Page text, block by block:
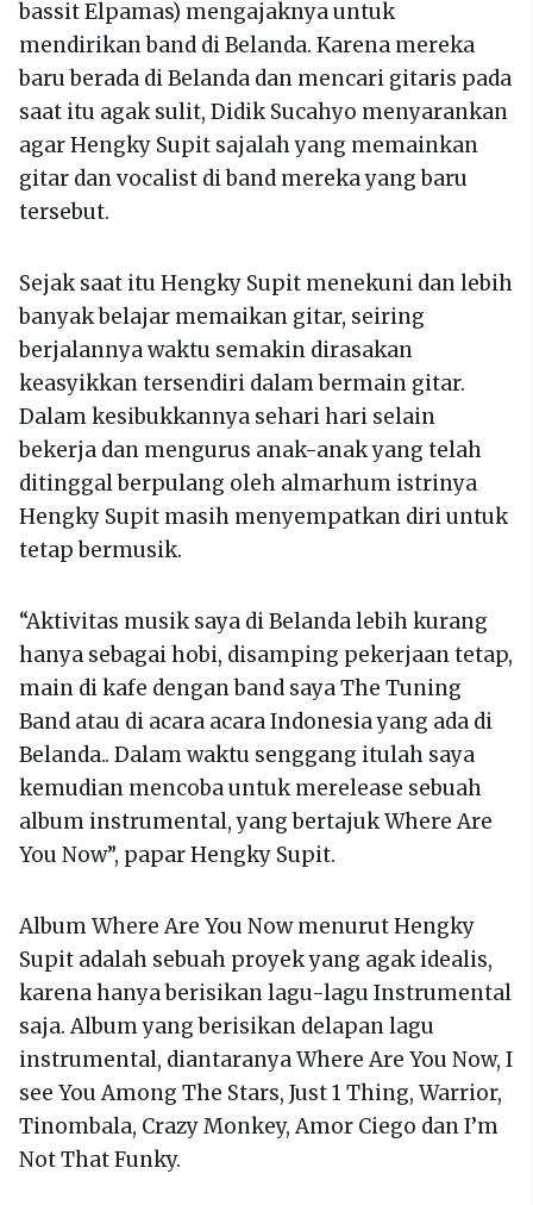
bassit Elpamas) mengajaknya untuk
mendirikan band di Belanda. Karena mereka
baru berada di Belanda dan mencari gitaris pada
saat itu agak sulit, Didik Sucahyo menyarankan
agar Hengky Supit sajalah yang memainkan
gitar dan vocalist di band mereka yang baru
tersebut.
Sejak saat itu Hengky Supit menekuni dan lebih
banyak belajar memaikan gitar, seiring
berjalannya waktu semakin dirasakan
keasyikkan tersendiri dalam bermain gitar.
Dalam kesibukkannya sehari hari selain
bekerja dan mengurus anak-anak yang telah
ditinggal berpulang oleh almarhum istrinya
Hengky Supit masih menyempatkan diri untuk
tetap bermusik.
“Aktivitas musik saya di Belanda lebih kurang
hanya sebagai hobi, disamping pekerjaan tetap,
main di kafe dengan band saya The Tuning
Band atau di acara acara Indonesia yang ada di
Belanda.. Dalam waktu senggang itulah saya
kemudian mencoba untuk merelease sebuah
album instrumental, yang bertajuk Where Are
You Now”, papar Hengky Supit.
Album Where Are You Now menurut Hengky
Supit adalah sebuah proyek yang agak idealis,
karena hanya berisikan lagu-lagu Instrumental
saja. Album yang berisikan delapan lagu
instrumental, diantaranya Where Are You Now, I
see You Among The Stars, Just 1 Thing, Warrior,
Tinombala, Crazy Monkey, Amor Ciego dan I’m
Not That Funky.